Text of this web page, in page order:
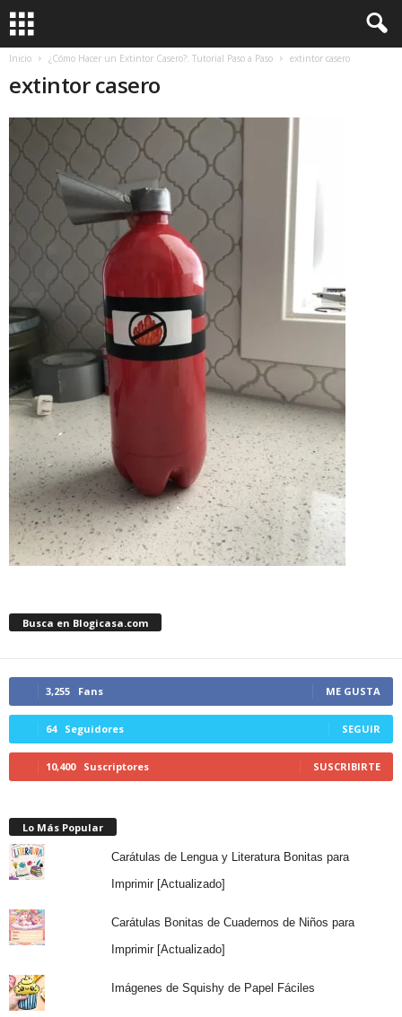
Inicio ¿Cómo Hacer un Extintor Casero?: Tutorial Paso a Paso extintor casero
extintor casero
Busca en Blogicasa.com
3,255 Fans ME GUSTA
64 Seguidores SEGUIR
10,400 Suscriptores SUSCRIBIRTE
Lo Más Popular
Carátulas de Lengua y Literatura Bonitas para
Imprimir [Actualizado]
Carátulas Bonitas de Cuadernos de Niños para
Imprimir [Actualizado]
Imágenes de Squishy de Papel Fáciles